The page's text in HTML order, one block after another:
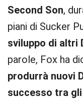
Second Son,
piani di Sucker
sviluppo di altri
parole, Fox ha
produrrà nuovi
successo tra